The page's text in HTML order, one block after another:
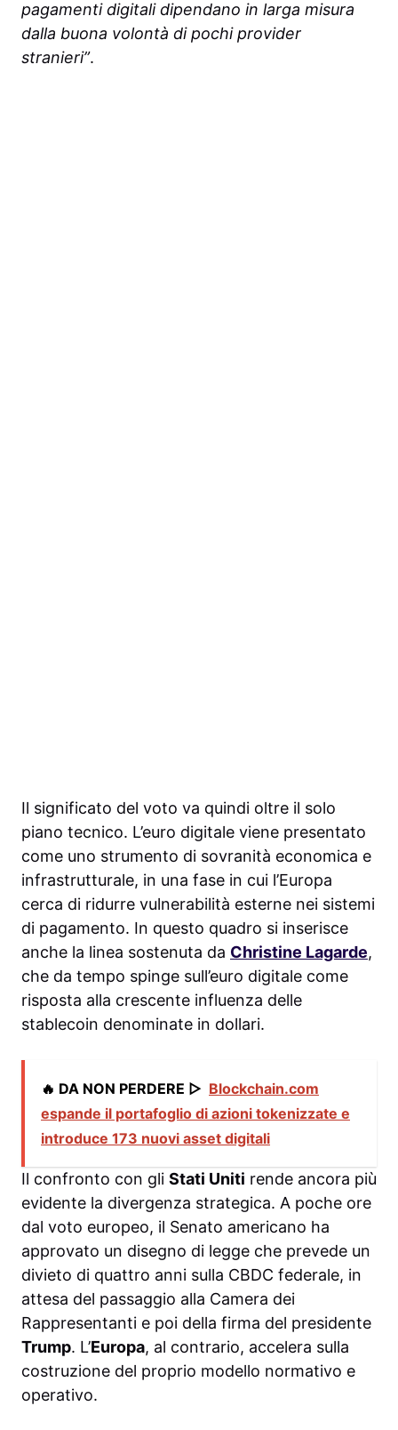
pagamenti digitali dipendano in larga misura
dalla buona volontà di pochi provider
stranieri”.
Il significato del voto va quindi oltre il solo
piano tecnico. L’euro digitale viene presentato
come uno strumento di sovranità economica e
infrastrutturale, in una fase in cui l’Europa
cerca di ridurre vulnerabilità esterne nei sistemi
di pagamento. In questo quadro si inserisce
anche la linea sostenuta da Christine Lagarde,
che da tempo spinge sull’euro digitale come
risposta alla crescente influenza delle
stablecoin denominate in dollari.
🔥 DA NON PERDERE ▷ Blockchain.com
espande il portafoglio di azioni tokenizzate e
introduce 173 nuovi asset digitali
Il confronto con gli Stati Uniti rende ancora più
evidente la divergenza strategica. A poche ore
dal voto europeo, il Senato americano ha
approvato un disegno di legge che prevede un
divieto di quattro anni sulla CBDC federale, in
attesa del passaggio alla Camera dei
Rappresentanti e poi della firma del presidente
Trump. L’Europa, al contrario, accelera sulla
costruzione del proprio modello normativo e
operativo.